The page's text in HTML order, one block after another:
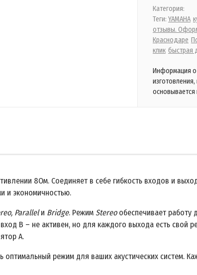
Категория:
Теги: YAMAHA
отзывы.
Краснодаре
клик быстрая
Информация о
основывается
8Ом. Соединяет в себе гибкость входов и
и экономичностью.
Parallelи Bridge. Режим Stereoобеспечивает работу
B – не активен, но для каждого выхода есть свой
A.
оптимальный режим для ваших акустических систем.